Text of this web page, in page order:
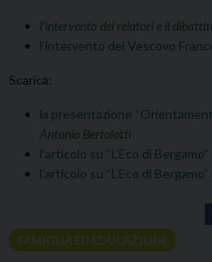
l’intervento dei relatori e il
l’intervento del Vescovo
Scarica:
la presentazione
Antonio Bertolotti
l’articolo su “L’Eco di
l’articolo su “L’Eco di
FAMIGLIA ED EDUCAZIONE